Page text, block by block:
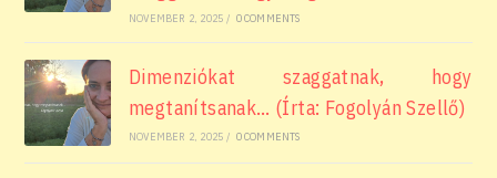
NOVEMBER 2, 2025 / 0 COMMENTS
Dimenziókat szaggatnak, hogy
megtanítsanak… (Írta: Fogolyán Szellő)
NOVEMBER 2, 2025 / 0 COMMENTS